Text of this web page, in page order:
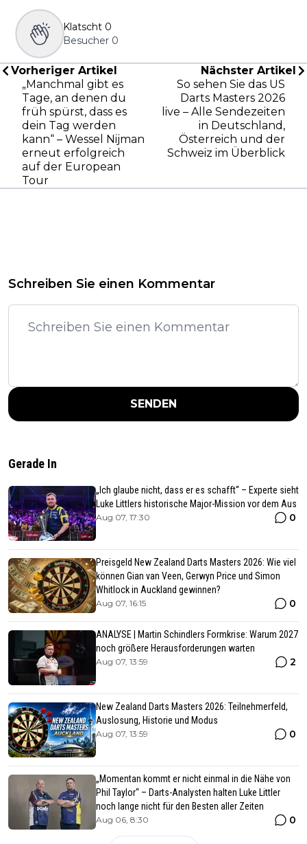
Klatscht 0
Besucher 0
Vorheriger Artikel
„Manchmal gibt es
Tage, an denen du
früh spürst, dass es
dein Tag werden
kann“ – Wessel Nijman
erneut erfolgreich
auf der European
Tour
Nächster Artikel
So sehen Sie das US
Darts Masters 2026
live – Alle Sendezeiten
in Deutschland,
Österreich und der
Schweiz im Überblick
Schreiben Sie einen Kommentar
SENDEN
Gerade In
„Ich glaube nicht, dass er es schafft“ – Experte sieht
Luke Littlers historische Major-Mission vor dem Aus
Aug 07, 17:30 0
Preisgeld New Zealand Darts Masters 2026: Wie viel
können Gian van Veen, Gerwyn Price und Simon
Whitlock in Auckland gewinnen?
Aug 07, 16:15 0
ANALYSE | Martin Schindlers Formkrise: Warum 2027
noch größere Herausforderungen warten
Aug 07, 13:59 2
New Zealand Darts Masters 2026: Teilnehmerfeld,
Auslosung, Historie und Modus
Aug 07, 13:59 0
„Momentan kommt er nicht einmal in die Nähe von
Phil Taylor“ – Darts-Analysten halten Luke Littler
noch lange nicht für den Besten aller Zeiten
Aug 06, 8:30 0